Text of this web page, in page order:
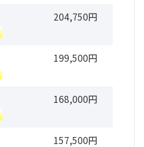
204,750円
199,500円
168,000円
157,500円